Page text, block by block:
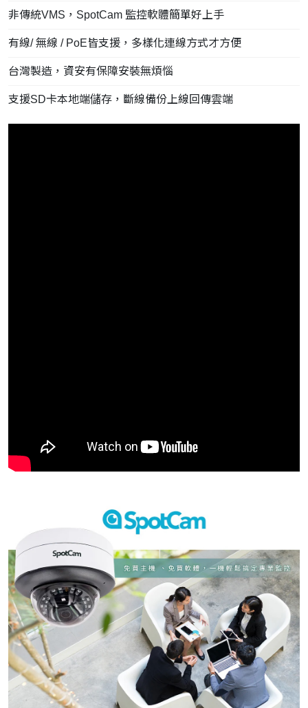
非傳統VMS，SpotCam 監控軟體簡單好上手
有線/ 無線 / PoE皆支援，多樣化連線方式才方便
台灣製造，資安有保障安裝無煩惱
支援SD卡本地端儲存，斷線備份上線回傳雲端